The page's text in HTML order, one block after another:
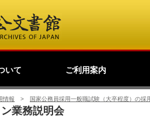
いて
動
歴史公文書等の移管か
ら利用まで
館主催見学会
調査研究
研修・全国公文書館会
議
国際交流
アーキビストの認証
紹介映像
い
ご利用案内
開館情報
資料の探し方について
来館して利用する方へ
つ
の
利
原
来館せずに利用する方
へ
お問い合わせ・ご要望
よくあるご質問
ショップ
友の会
デ
（
日
情報 > 国家公務員採用一般職試験（大卒程度）の採
業務説明会